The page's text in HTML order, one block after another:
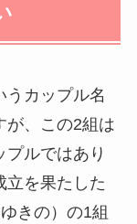
うカップル名
が、この2組は
ルではあり
立を果たした
きの）の1組